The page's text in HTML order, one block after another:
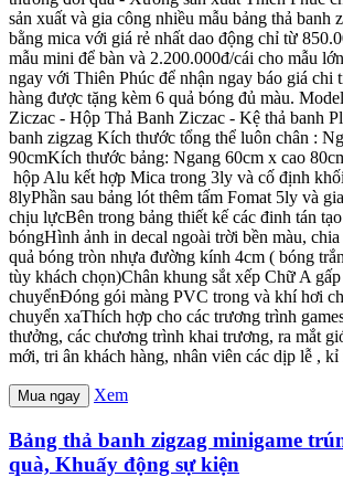
sản xuất và gia công nhiều mẫu bảng thả banh
bằng mica với giá rẻ nhất dao động chỉ từ
mẫu mini để bàn và 2.200.000đ/cái cho mẫu
ngay với Thiên Phúc để nhận ngay báo giá chi
hàng được tặng kèm 6 quả bóng đủ màu.
Ziczac - Hộp Thả Banh Ziczac - Kệ thả banh
banh zigzag Kích thước tổng thể luôn chân :
90cmKích thước bảng: Ngang 60cm x cao
hộp Alu kết hợp Mica trong 3ly và cố định
8lyPhần sau bảng lót thêm tấm Fomat 5ly và
chịu lựcBên trong bảng thiết kế các đinh tán
bóngHình ảnh in decal ngoài trời bền màu,
quả bóng tròn nhựa đường kính 4cm ( bóng
tùy khách chọn)Chân khung sắt xếp Chữ A
chuyểnĐóng gói màng PVC trong và khí hơi
chuyển xaThích hợp cho các trương trình
thưởng, các chương trình khai trương, ra mắt
mới, tri ân khách hàng, nhân viên các dịp lễ ,
Mua ngay Xem
Bảng thả banh zigzag minigame
quà, Khuấy động sự kiện